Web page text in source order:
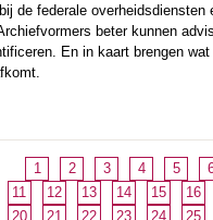
de federale overheidsdiensten
beter kunnen
En in kaart brengen
1 2 3 4 5
11 12 13 14 15 16
20 21 22 23 24 25